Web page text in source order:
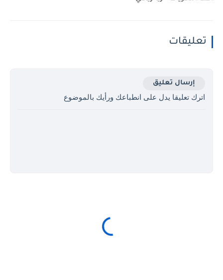
تعليقات
إرسال تعليق
اترك تعليقا يدل على انطباعك ورأيك بالموضوع